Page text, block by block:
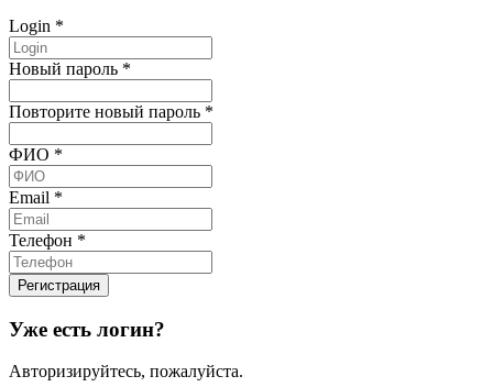
Login *
Новый пароль *
Повторите новый пароль *
ФИО *
Email *
Телефон *
Уже есть логин?
Авторизируйтесь, пожалуйста.